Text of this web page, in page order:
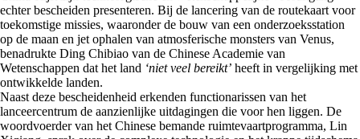
echter bescheiden presenteren. Bij de lancering van de routekaart voor
toekomstige missies, waaronder de bouw van een onderzoeksstation
op de maan en jet ophalen van atmosferische monsters van Venus,
benadrukte Ding Chibiao van de Chinese Academie van
Wetenschappen dat het land ‘niet veel bereikt’ heeft in vergelijking met
ontwikkelde landen.
Naast deze bescheidenheid erkenden functionarissen van het
lanceercentrum de aanzienlijke uitdagingen die voor hen liggen. De
woordvoerder van het Chinese bemande ruimtevaartprogramma, Lin